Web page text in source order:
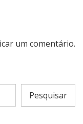
um comentário.
Pesquisar